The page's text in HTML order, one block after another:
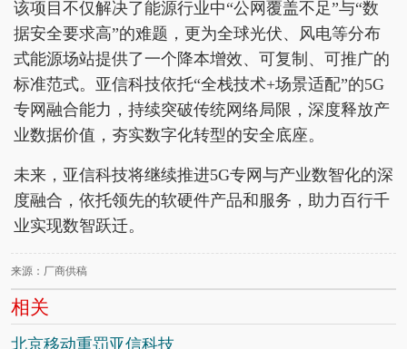
该项目不仅解决了能源行业中“公网覆盖不足”与“数
据安全要求高”的难题，更为全球光伏、风电等分布
式能源场站提供了一个降本增效、可复制、可推广的
标准范式。亚信科技依托“全栈技术+场景适配”的5G
专网融合能力，持续突破传统网络局限，深度释放产
业数据价值，夯实数字化转型的安全底座。
未来，亚信科技将继续推进5G专网与产业数智化的深
度融合，依托领先的软硬件产品和服务，助力百行千
业实现数智跃迁。
来源：厂商供稿
相关
北京移动重罚亚信科技